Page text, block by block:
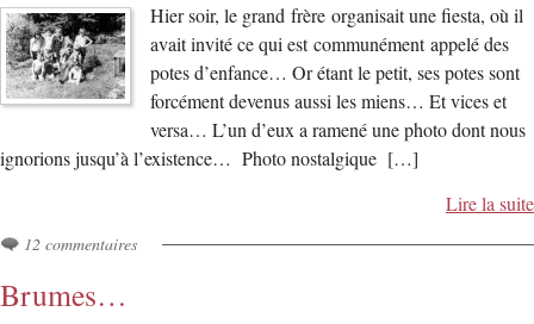
Hier soir, le grand frère organisait une fiesta, où il
avait invité ce qui est communément appelé des
potes d’enfance… Or étant le petit, ses potes sont
forcément devenus aussi les miens… Et vices et
versa… L’un d’eux a ramené une photo dont nous
ignorions jusqu’à l’existence… Photo nostalgique […]
Lire la suite
12 commentaires
Brumes…